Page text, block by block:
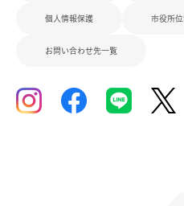
個人情報保護 市役所
お問い合わせ先一覧